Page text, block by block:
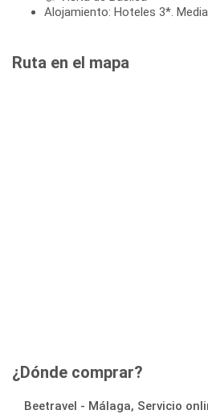
Alojamiento: Hoteles 3*.
Ruta en el mapa
¿Dónde comprar?
Beetravel - Málaga, Servicio